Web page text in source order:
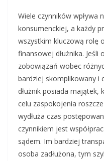
Wiele czynników wpływa
konsumenckiej, a każdy
wszystkim kluczową rolę
finansowej dłużnika.
zobowiązań wobec
bardziej skomplikowany i
dłużnik posiada majątek,
celu zaspokojenia
wydłuża czas
czynnikiem jest
sądem. Im bardziej
osoba zadłużona, tym